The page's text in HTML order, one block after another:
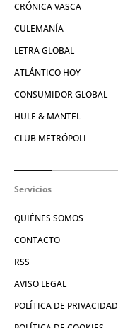
CRÓNICA VASCA
CULEMANÍA
LETRA GLOBAL
ATLÁNTICO HOY
CONSUMIDOR GLOBAL
HULE & MANTEL
CLUB METRÓPOLI
Servicios
QUIÉNES SOMOS
CONTACTO
RSS
AVISO LEGAL
POLÍTICA DE PRIVACIDAD